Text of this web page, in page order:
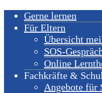
Gerne lernen
Für Eltern
Übersicht
SOS-
Online
Fachkräfte &
Angebote für